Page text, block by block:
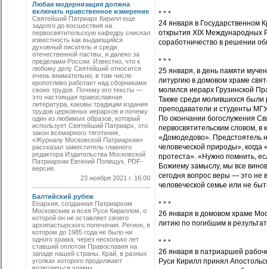
Любая модернизация должна
включать нравственное измерение
Святейший Патриарх Кирилл еще
задолго до восшествия на
первосвятительскую кафедру снискал
известность как выдающийся
духовный писатель и среди
отечественной паствы, и далеко за
пределами России. Известно, что к
любому делу Святейший относится
очень внимательно, в том числе
кропотливо работает над сборниками
своих трудов. Почему его тексты —
это настоящая православная
литература, каковы традиции издания
трудов церковных иерархов и почему
один из любимых образов, который
использует Святейший Патриарх, это
закон всемирного тяготения,
«Журналу Московской Патриархии»
рассказал заместитель главного
редактора Издательства Московской
Патриархии Евгений Полищук. PDF-
версия.
23 ноября 2021 г. 16:00
Балтийский рубеж
Епархия, созданная Патриархом
Московским и всея Руси Кириллом, о
которой он не оставляет своего
архипастырского попечения. Регион, в
котором до 1985 года не было ни
одного храма, через несколько лет
ставший оплотом Православия на
западе нашей страны. Край, в разных
уголках которого продолжают
* * *
24 января в Государственном
открытия XIX Международных
соработничество в решении
* * *
25 января, в день памяти
литургию в домовом храме
молился иерарх Грузинской
Также среди молившихся были
преподаватели и студенты
По окончании богослужения
первосвятительским словом, в
«Домодедово». Предстоятель
человеческой природы»,
протеста». «Нужно помнить,
Божиему замыслу, мы все
сегодня вопрос веры — это не
человеческой семье или не
* * *
26 января в домовом храме
литию по погибшим в
* * *
26 января в патриаршей
Руси Кирилл принял